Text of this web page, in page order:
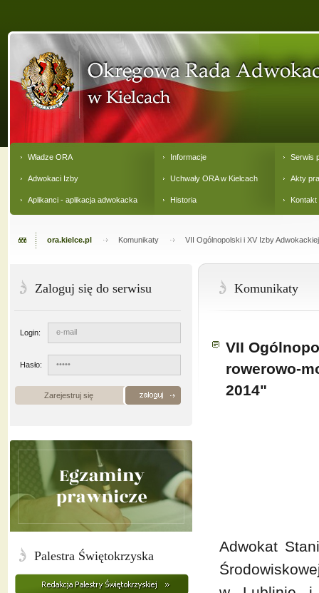
Władze ORA
Adwokaci Izby
Aplikanci - aplikacja adwokacka
Informacje
Uchwały ORA w Kielcach
Historia
Serwis
Akty
Kontakt
ora.kielce.pl Komunikaty VII Ogólnopolski i XV Izby
Komunikaty
VII
rowerowo-
2014"
Adwokat
Zaloguj się do serwisu
Login:
Hasło:
Zarejestruj się
Palestra Świętokrzyska